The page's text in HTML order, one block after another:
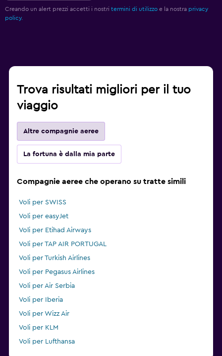
Creando un alert prezzi accetti i nostri termini di utilizzo e la nostra privacy
policy.
Trova risultati migliori per il tuo
viaggio
Altre compagnie aeree
La fortuna è dalla mia parte
Compagnie aeree che operano su tratte simili
Voli per SWISS
Voli per easyJet
Voli per Etihad Airways
Voli per TAP AIR PORTUGAL
Voli per Turkish Airlines
Voli per Pegasus Airlines
Voli per Air Serbia
Voli per Iberia
Voli per Wizz Air
Voli per KLM
Voli per Lufthansa